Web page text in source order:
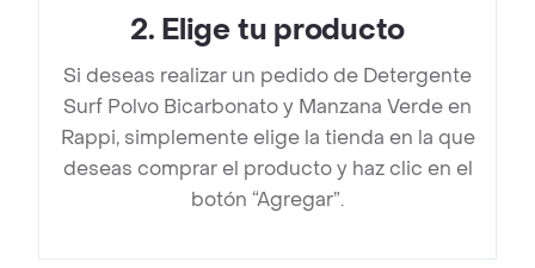
2. Elige tu producto
Si deseas realizar un pedido de Detergente
Surf Polvo Bicarbonato y Manzana Verde en
Rappi, simplemente elige la tienda en la que
deseas comprar el producto y haz clic en el
botón “Agregar”.